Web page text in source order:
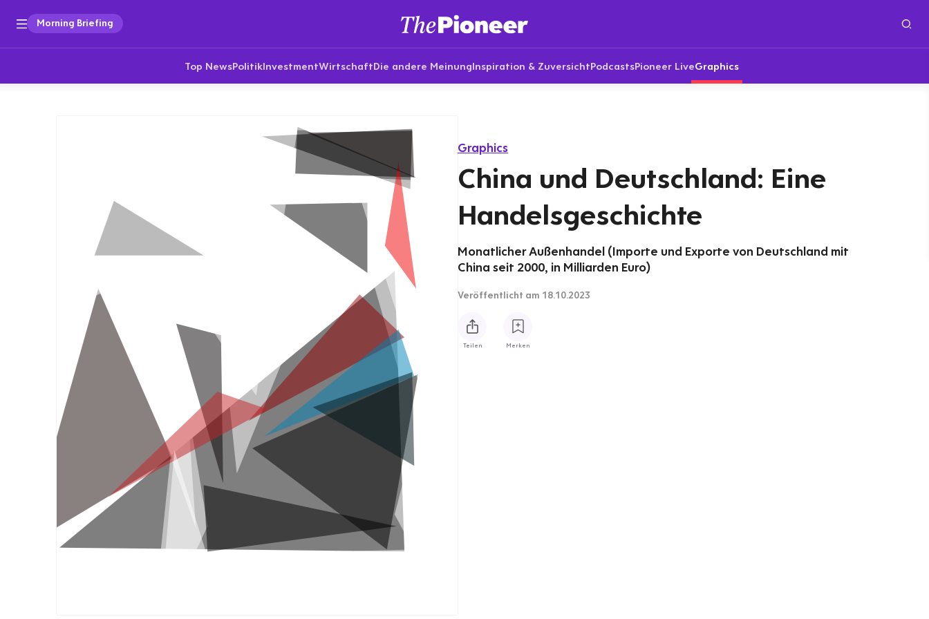
Morning Briefing
Top NewsPolitikInvestmentWirtschaftDie andere MeinungInspiration & ZuversichtPodcastsPioneer LiveGraphics
Graphics
China und Deutschland: Eine
Handelsgeschichte
Monatlicher Außenhandel (Importe und Exporte von Deutschland mit
China seit 2000, in Milliarden Euro)
Veröffentlicht am 18.10.2023
Teilen Merken